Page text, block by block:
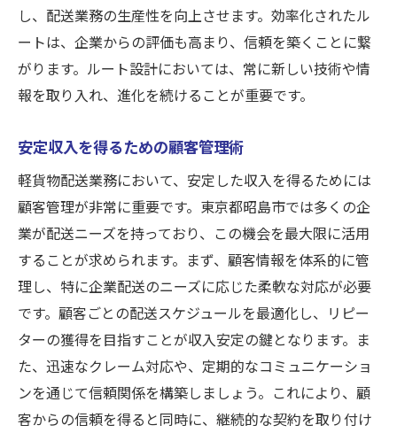
し、配送業務の生産性を向上させます。効率化されたル
ートは、企業からの評価も高まり、信頼を築くことに繋
がります。ルート設計においては、常に新しい技術や情
報を取り入れ、進化を続けることが重要です。
安定収入を得るための顧客管理術
軽貨物配送業務において、安定した収入を得るためには
顧客管理が非常に重要です。東京都昭島市では多くの企
業が配送ニーズを持っており、この機会を最大限に活用
することが求められます。まず、顧客情報を体系的に管
理し、特に企業配送のニーズに応じた柔軟な対応が必要
です。顧客ごとの配送スケジュールを最適化し、リピー
ターの獲得を目指すことが収入安定の鍵となります。ま
た、迅速なクレーム対応や、定期的なコミュニケーショ
ンを通じて信頼関係を構築しましょう。これにより、顧
客からの信頼を得ると同時に、継続的な契約を取り付け